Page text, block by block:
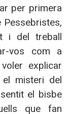
per primera
Pessebristes,
i del treball
vos com a
explicar
el misteri del
el bisbe
que fan